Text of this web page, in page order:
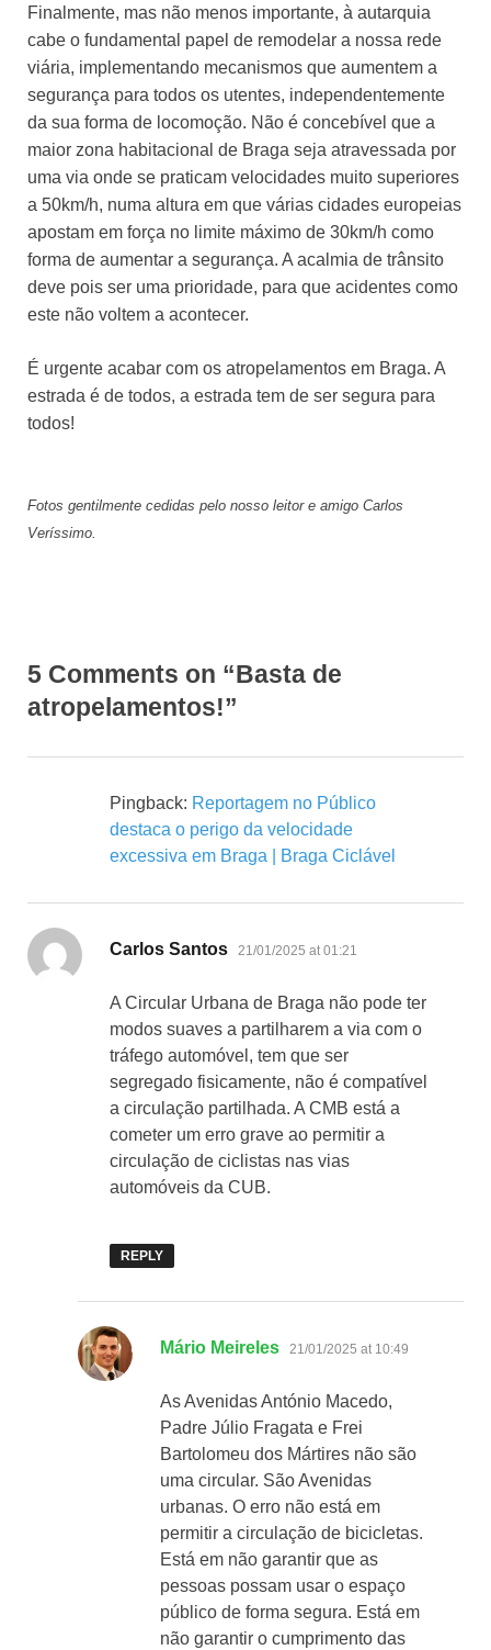
Finalmente, mas não menos importante, à autarquia
cabe o fundamental papel de remodelar a nossa rede
viária, implementando mecanismos que aumentem a
segurança para todos os utentes, independentemente
da sua forma de locomoção. Não é concebível que a
maior zona habitacional de Braga seja atravessada por
uma via onde se praticam velocidades muito superiores
a 50km/h, numa altura em que várias cidades europeias
apostam em força no limite máximo de 30km/h como
forma de aumentar a segurança. A acalmia de trânsito
deve pois ser uma prioridade, para que acidentes como
este não voltem a acontecer.
É urgente acabar com os atropelamentos em Braga. A
estrada é de todos, a estrada tem de ser segura para
todos!
Fotos gentilmente cedidas pelo nosso leitor e amigo Carlos
Veríssimo.
5 Comments on “Basta de
atropelamentos!”
Pingback: Reportagem no Público
destaca o perigo da velocidade
excessiva em Braga | Braga Ciclável
Carlos Santos says:
21/01/2025 at 01:21
A Circular Urbana de Braga não pode ter
modos suaves a partilharem a via com o
tráfego automóvel, tem que ser
segregado fisicamente, não é compatível
a circulação partilhada. A CMB está a
cometer um erro grave ao permitir a
circulação de ciclistas nas vias
automóveis da CUB.
REPLY
Mário Meireles says:
21/01/2025 at 10:49
As Avenidas António Macedo,
Padre Júlio Fragata e Frei
Bartolomeu dos Mártires não são
uma circular. São Avenidas
urbanas. O erro não está em
permitir a circulação de bicicletas.
Está em não garantir que as
pessoas possam usar o espaço
público de forma segura. Está em
não garantir o cumprimento das